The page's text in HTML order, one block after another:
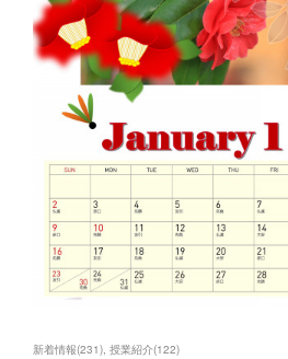
新着情報(231) 授業紹介(122)